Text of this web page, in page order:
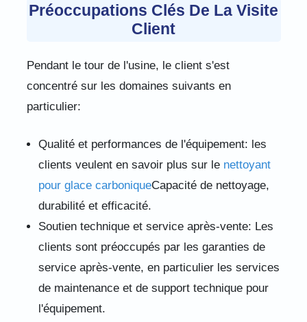
Préoccupations Clés De La Visite
Client
Pendant le tour de l'usine, le client s'est
concentré sur les domaines suivants en
particulier:
Qualité et performances de l'équipement: les
clients veulent en savoir plus sur le nettoyant
pour glace carboniqueCapacité de nettoyage,
durabilité et efficacité.
Soutien technique et service après-vente: Les
clients sont préoccupés par les garanties de
service après-vente, en particulier les services
de maintenance et de support technique pour
l'équipement.